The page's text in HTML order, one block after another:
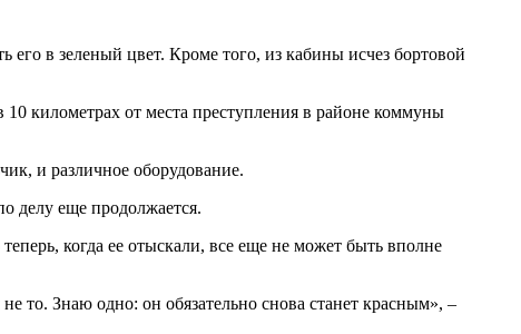
в зеленый цвет. Кроме того, из кабины исчез бортовой
километрах от места преступления в районе коммуны
и различное оборудование.
делу еще продолжается.
когда ее отыскали, все еще не может быть вполне
то. Знаю одно: он обязательно снова станет красным», –